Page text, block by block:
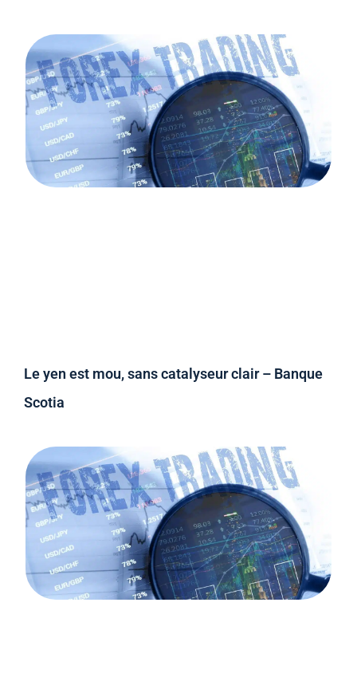
Le yen est mou, sans catalyseur clair – Banque
Scotia